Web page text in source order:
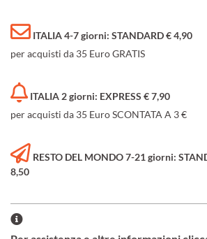
ITALIA 4-7 giorni: STANDARD € 4,90
per acquisti da 35 Euro GRATIS
ITALIA 2 giorni: EXPRESS € 7,90
per acquisti da 35 Euro SCONTATA A 3 €
RESTO DEL MONDO 7-21 giorni:
8,50